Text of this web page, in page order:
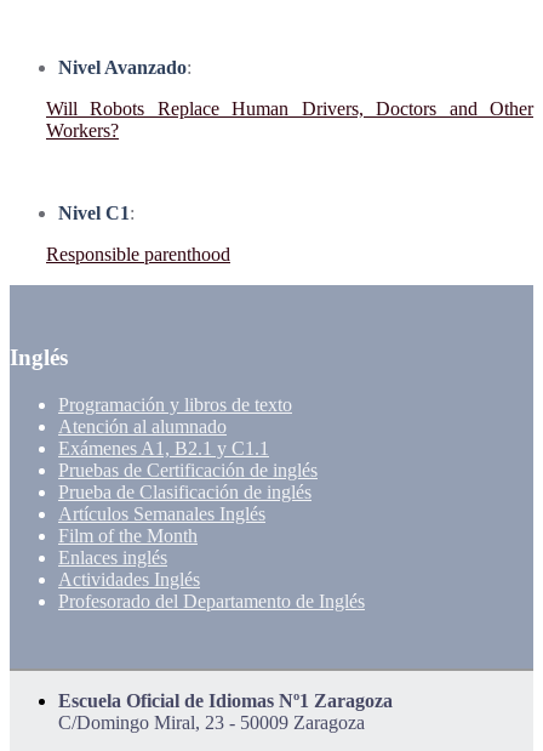
Nivel Avanzado:
Will Robots Replace Human Drivers, Doctors and Other
Workers?
Nivel C1:
Responsible parenthood
Inglés
Programación y libros de texto
Atención al alumnado
Exámenes A1, B2.1 y C1.1
Pruebas de Certificación de inglés
Prueba de Clasificación de inglés
Artículos Semanales Inglés
Film of the Month
Enlaces inglés
Actividades Inglés
Profesorado del Departamento de Inglés
Escuela Oficial de Idiomas Nº1 Zaragoza
C/Domingo Miral, 23 - 50009 Zaragoza